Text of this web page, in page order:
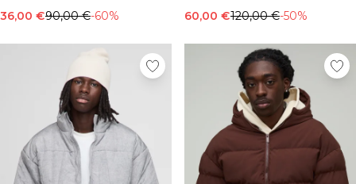
36,00 €90,00 €-60% 60,00 €120,00 €-50%